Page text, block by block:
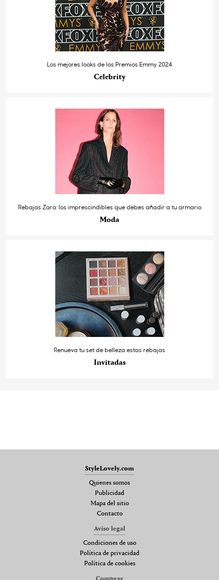
Los mejores looks de los Premios Emmy 2024
Celebrity
Rebajas Zara: los imprescindibles que debes añadir a tu armario
Moda
Renueva tu set de belleza estas rebajas
Invitadas
StyleLovely.com
Quienes somos
Publicidad
Mapa del sitio
Contacto
Aviso legal
Condiciones de uso
Política de privacidad
Política de cookies